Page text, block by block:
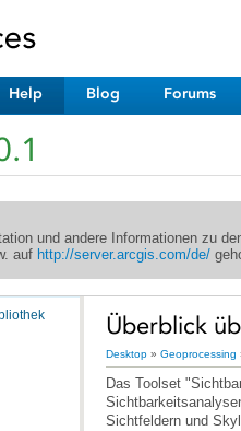
Help Blog Forums
und andere Informationen zu
auf http://server.arcgis.com/de/
Überblick
Desktop » Geoprocessing
Sichtfeldern und